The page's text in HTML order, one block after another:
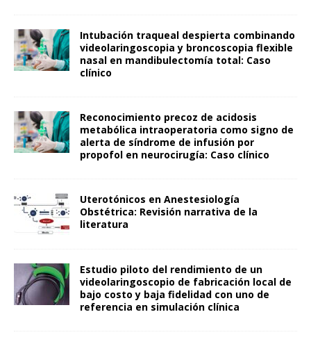
Intubación traqueal despierta combinando
videolaringoscopia y broncoscopia flexible
nasal en mandibulectomía total: Caso
clínico
Reconocimiento precoz de acidosis
metabólica intraoperatoria como signo de
alerta de síndrome de infusión por
propofol en neurocirugía: Caso clínico
Uterotónicos en Anestesiología
Obstétrica: Revisión narrativa de la
literatura
Estudio piloto del rendimiento de un
videolaringoscopio de fabricación local de
bajo costo y baja fidelidad con uno de
referencia en simulación clínica